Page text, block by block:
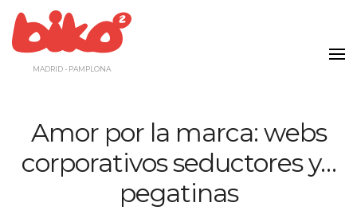
contenido
MADRID - PAMPLONA
Amor por la marca: webs
corporativos seductores y…
pegatinas